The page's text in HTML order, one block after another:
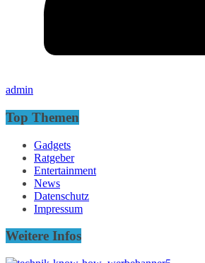
admin
Top Themen
Gadgets
Ratgeber
Entertainment
News
Datenschutz
Impressum
Weitere Infos